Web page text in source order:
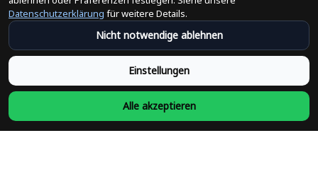
Versandpolitik
Rückerstattungsrichtlinie
Rückgabepolitik
Datenschutzerklärung für weitere Details.
Nicht notwendige ablehnen
Einstellungen
Alle akzeptieren